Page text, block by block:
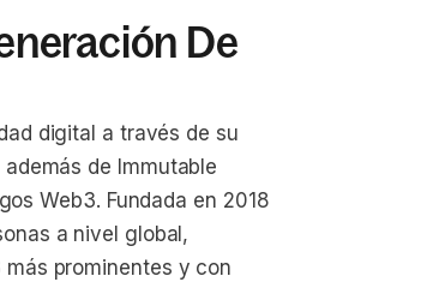
De
digital a través de su
de Immutable
Web3. Fundada en 2018
a nivel global,
más prominentes y con